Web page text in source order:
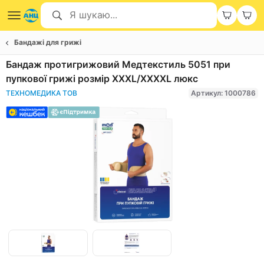
Бандажі для грижі
Бандаж протигрижовий Медтекстиль 5051 при
пупкової грижі розмір XXXL/XXXXL люкс
ТЕХНОМЕДИКА ТОВ Артикул: 1000786
Item
of